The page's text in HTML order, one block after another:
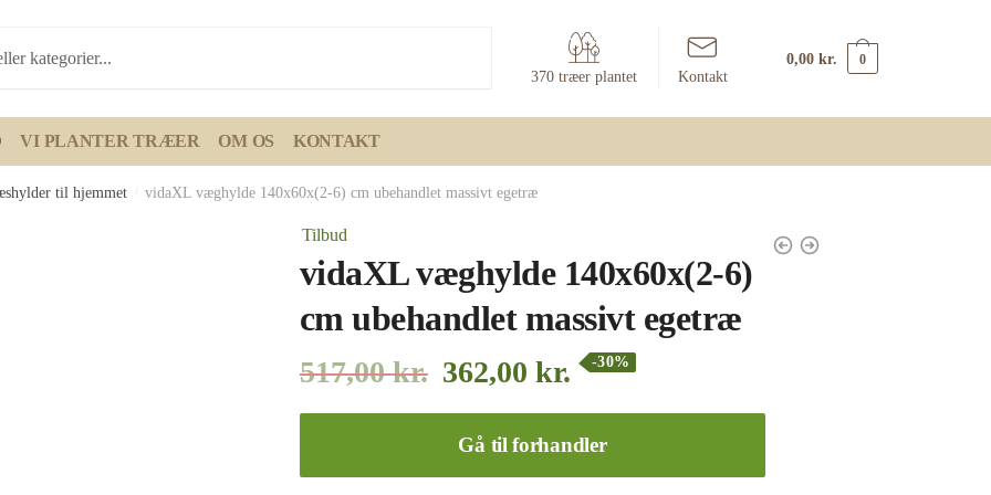
370 træer plantet Kontakt
0,00 kr. 0
VI PLANTER TRÆER OM OS KONTAKT
til hjemmet vidaXL væghylde 140x60x(2-6) cm ubehandlet massivt egetræ
Tilbud
vidaXL væghylde 140x60x(2-6)
cm ubehandlet massivt egetræ
517,00kr. 362,00 kr. -30%
Gå til forhandler